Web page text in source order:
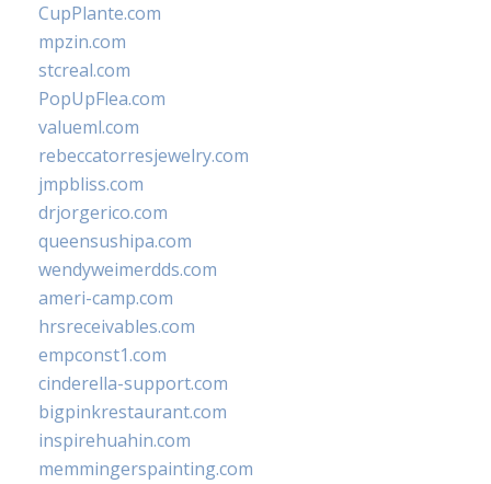
CupPlante.com
mpzin.com
stcreal.com
PopUpFlea.com
valueml.com
rebeccatorresjewelry.com
jmpbliss.com
drjorgerico.com
queensushipa.com
wendyweimerdds.com
ameri-camp.com
hrsreceivables.com
empconst1.com
cinderella-support.com
bigpinkrestaurant.com
inspirehuahin.com
memmingerspainting.com